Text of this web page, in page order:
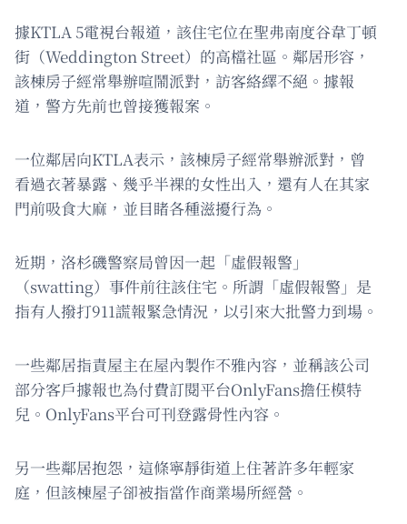
據KTLA 5電視台報道，該住宅位在聖弗南度谷韋丁頓
街（Weddington Street）的高檔社區。鄰居形容，
該棟房子經常舉辦喧鬧派對，訪客絡繹不絕。據報
道，警方先前也曾接獲報案。
一位鄰居向KTLA表示，該棟房子經常舉辦派對，曾
看過衣著暴露、幾乎半裸的女性出入，還有人在其家
門前吸食大麻，並目睹各種滋擾行為。
近期，洛杉磯警察局曾因一起「虛假報警」
（swatting）事件前往該住宅。所謂「虛假報警」是
指有人撥打911謊報緊急情況，以引來大批警力到場。
一些鄰居指責屋主在屋內製作不雅內容，並稱該公司
部分客戶據報也為付費訂閱平台OnlyFans擔任模特
兒。OnlyFans平台可刊登露骨性內容。
另一些鄰居抱怨，這條寧靜街道上住著許多年輕家
庭，但該棟屋子卻被指當作商業場所經營。